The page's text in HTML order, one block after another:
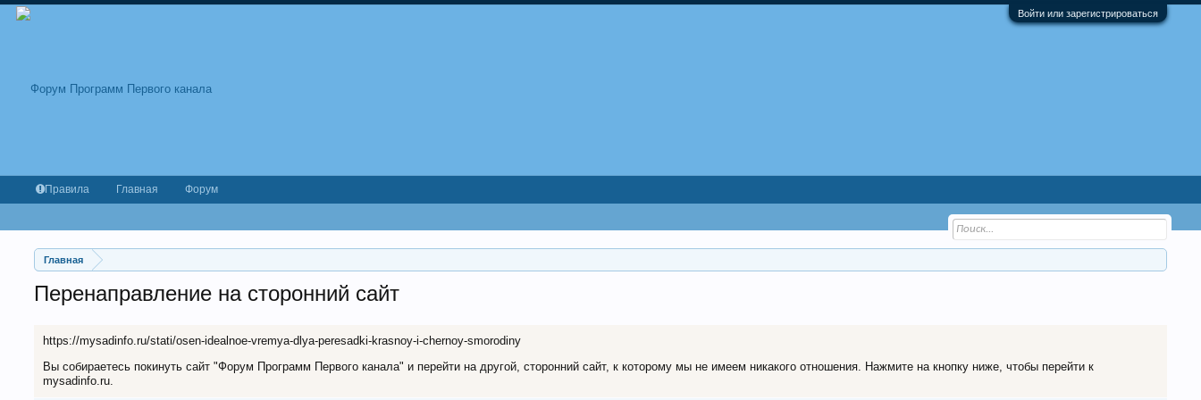
Войти или зарегистрироваться
Главная
Перенаправление на сторонний сайт
https://mysadinfo.ru/stati/osen-idealnoe-vremya-dlya-peresadki-krasnoy-i-chernoy-smorodiny
Вы собираетесь покинуть сайт "Форум Программ Первого канала" и перейти на другой, сторонний сайт, к которому мы не имеем никакого отношения. Нажмите на кнопку ниже, чтобы перейти к
mysadinfo.ru.
Правила Главная Форум